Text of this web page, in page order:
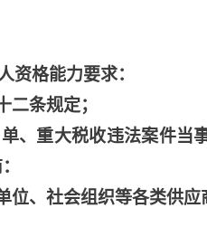
资格能力要求：
条规定；
、重大税收违法案件当
位、社会组织等各类供应